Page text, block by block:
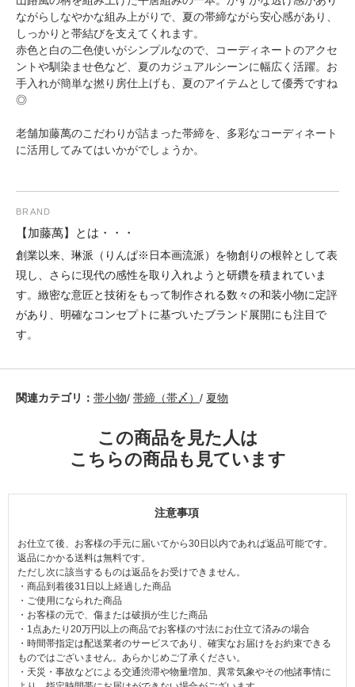
ながらしなやかな組み上がりで、夏の帯締ながら安心感があり、
しっかりと帯結びを支えてくれます。
赤色と白の二色使いがシンプルなので、コーディネートのアクセ
ントや馴染ませ色など、夏のカジュアルシーンに幅広く活躍。お
手入れが簡単な撚り房仕上げも、夏のアイテムとして優秀ですね
◎
老舗加藤萬のこだわりが詰まった帯締を、多彩なコーディネート
に活用してみてはいかがでしょうか。
BRAND
【加藤萬】とは・・・
創業以来、琳派（りんぱ※日本画流派）を物創りの根幹として表
現し、さらに現代の感性を取り入れようと研鑽を積まれていま
す。緻密な意匠と技術をもって制作される数々の和装小物に定評
があり、明確なコンセプトに基づいたブランド展開にも注目で
す。
関連カテゴリ： 帯小物/ 帯締（帯〆） / 夏物
この商品を見た人は
こちらの商品も見ています
注意事項
お仕立て後、お客様の手元に届いてから30日以内であれば返品可能です。
返品にかかる送料は無料です。
ただし次に該当するものは返品をお受けできません。
・商品到着後31日以上経過した商品
・ご使用になられた商品
・お客様の元で、傷または破損が生じた商品
・1点あたり20万円以上の商品でお客様の寸法にお仕立て済みの場合
・時間帯指定は配送業者のサービスであり、確実なお届けをお約束できる
ものではございません。あらかじめご了承ください。
・天災・事故などによる交通渋滞や物量増加、異常気象やその他諸事情に